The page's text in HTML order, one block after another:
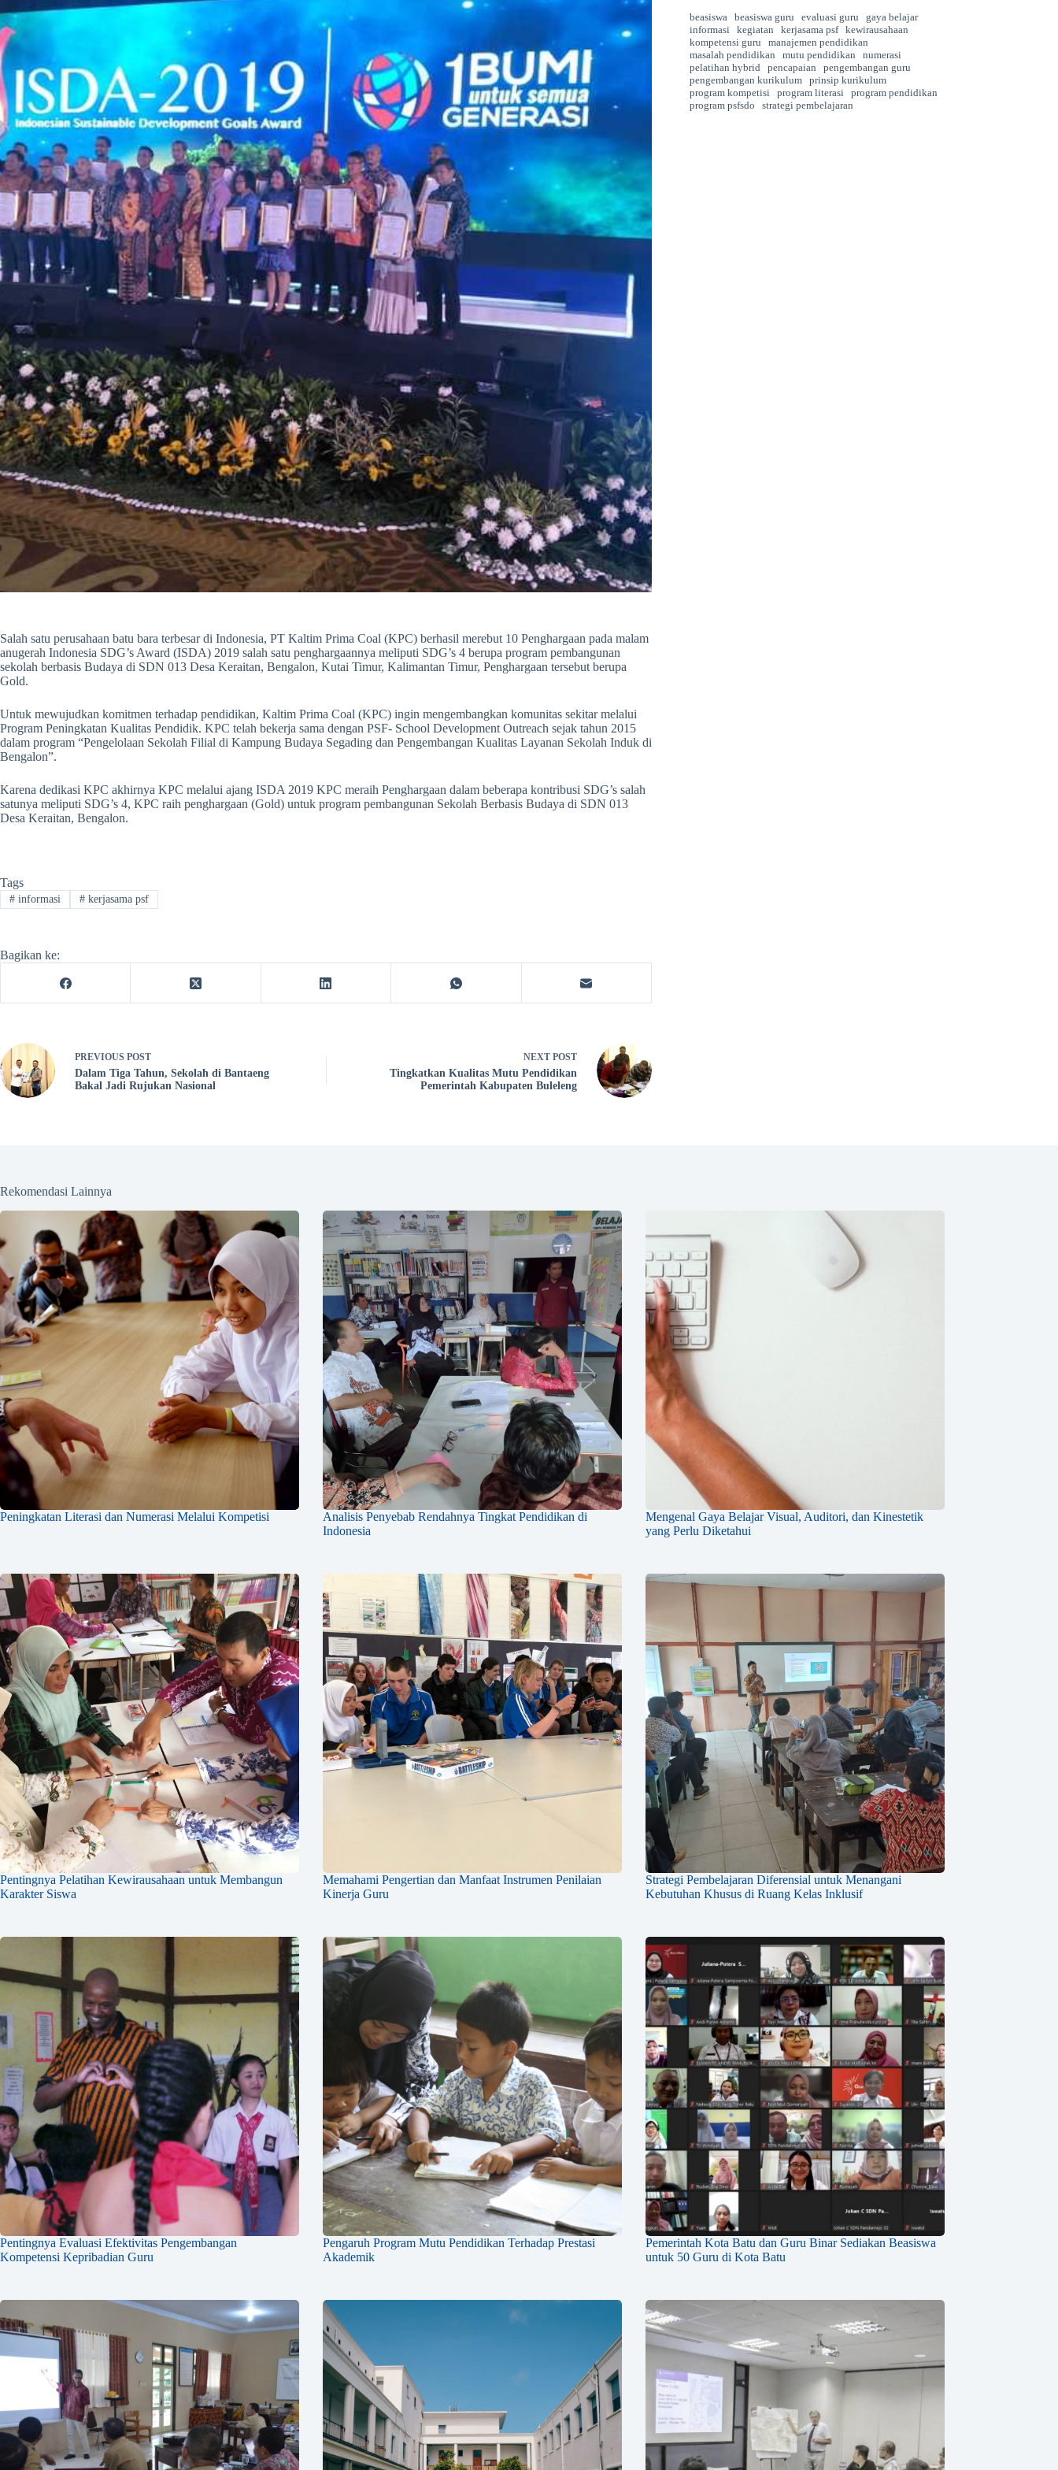
Salah satu perusahaan batu bara terbesar di Indonesia, PT Kaltim Prima Coal (KPC) berhasil merebut 10 Penghargaan pada malam
anugerah Indonesia SDG’s Award (ISDA) 2019 salah satu penghargaannya meliputi SDG’s 4 berupa program pembangunan
sekolah berbasis Budaya di SDN 013 Desa Keraitan, Bengalon, Kutai Timur, Kalimantan Timur, Penghargaan tersebut berupa
Gold.
Untuk mewujudkan komitmen terhadap pendidikan, Kaltim Prima Coal (KPC) ingin mengembangkan komunitas sekitar melalui
Program Peningkatan Kualitas Pendidik. KPC telah bekerja sama dengan PSF- School Development Outreach sejak tahun 2015
dalam program “Pengelolaan Sekolah Filial di Kampung Budaya Segading dan Pengembangan Kualitas Layanan Sekolah Induk di
Bengalon”.
Karena dedikasi KPC akhirnya KPC melalui ajang ISDA 2019 KPC meraih Penghargaan dalam beberapa kontribusi SDG’s salah
satunya meliputi SDG’s 4, KPC raih penghargaan (Gold) untuk program pembangunan Sekolah Berbasis Budaya di SDN 013
Desa Keraitan, Bengalon.
Tags
#informasi #kerjasama psf
Bagikan ke:
PREVIOUS POST
Dalam Tiga Tahun, Sekolah di Bantaeng
Bakal Jadi Rujukan Nasional
NEXT POST
Tingkatkan Kualitas Mutu Pendidikan
Pemerintah Kabupaten Buleleng
beasiswa beasiswa guru evaluasi guru
gaya belajar
informasi kegiatan kerjasama psf kewirausahaan
kompetensi guru
manajemen pendidikan
masalah pendidikan
mutu pendidikan
numerasi
pelatihan hybrid pencapaian
pengembangan guru
pengembangan kurikulum prinsip kurikulum
program kompetisi program literasi program pendidikan
program psfsdo
strategi pembelajaran
Rekomendasi Lainnya
Peningkatan Literasi dan Numerasi Melalui Kompetisi
Analisis Penyebab Rendahnya Tingkat Pendidikan di
Indonesia
Mengenal Gaya Belajar Visual, Auditori, dan Kinestetik
yang Perlu Diketahui
Pentingnya Pelatihan Kewirausahaan untuk Membangun
Karakter Siswa
Memahami Pengertian dan Manfaat Instrumen Penilaian
Kinerja Guru
Strategi Pembelajaran Diferensial untuk Menangani
Kebutuhan Khusus di Ruang Kelas Inklusif
Pentingnya Evaluasi Efektivitas Pengembangan
Kompetensi Kepribadian Guru
Pengaruh Program Mutu Pendidikan Terhadap Prestasi
Akademik
Pemerintah Kota Batu dan Guru Binar Sediakan Beasiswa
untuk 50 Guru di Kota Batu